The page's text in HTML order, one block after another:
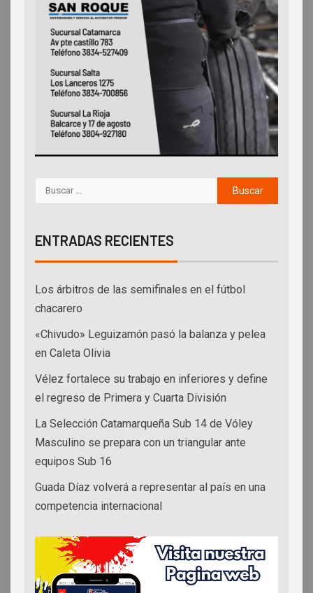
ENTRADAS RECIENTES
Los árbitros de las semifinales en el fútbol
chacarero
«Chivudo» Leguizamón pasó la balanza y pelea
en Caleta Olivia
Vélez fortalece su trabajo en inferiores y define
el regreso de Primera y Cuarta División
La Selección Catamarqueña Sub 14 de Vóley
Masculino se prepara con un triangular ante
equipos Sub 16
Guada Díaz volverá a representar al país en una
competencia internacional